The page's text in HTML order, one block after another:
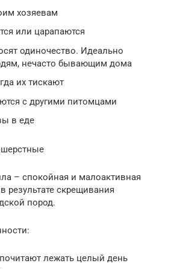
хозяевам
или царапаются
одиночество. Идеально
нечасто бывающим дома
их тискают
с другими питомцами
в еде
– спокойная и малоактивная
результате скрещивания
пород.
лежать целый день